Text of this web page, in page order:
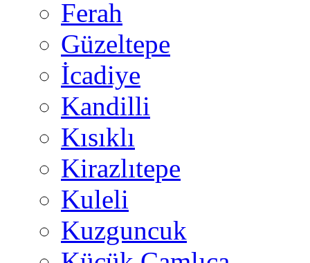
Ferah
Güzeltepe
İcadiye
Kandilli
Kısıklı
Kirazlıtepe
Kuleli
Kuzguncuk